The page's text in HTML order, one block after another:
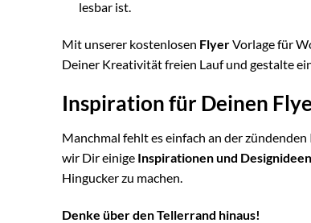
lesbar ist.
Mit unserer kostenlosen FlyerVorlage für
Deiner Kreativität freien Lauf und gestalte
Inspiration für Deinen
Manchmal fehlt es einfach an der
wir Dir einige Inspirationen und Designideen
Hingucker zu machen.
Denke über den Tellerrand hinaus!